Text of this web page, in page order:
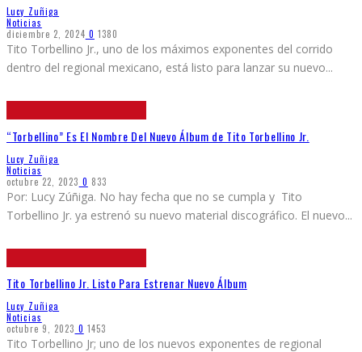
Lucy Zuñiga
Noticias
diciembre 2, 2024 0 1380
Tito Torbellino Jr., uno de los máximos exponentes del corrido
dentro del regional mexicano, está listo para lanzar su nuevo...
“Torbellino” Es El Nombre Del Nuevo Álbum de Tito Torbellino Jr.
Lucy Zuñiga
Noticias
octubre 22, 2023 0 833
Por: Lucy Zúñiga. No hay fecha que no se cumpla y Tito
Torbellino Jr. ya estrenó su nuevo material discográfico. El nuevo...
Tito Torbellino Jr. Listo Para Estrenar Nuevo Álbum
Lucy Zuñiga
Noticias
octubre 9, 2023 0 1453
Tito Torbellino Jr; uno de los nuevos exponentes de regional